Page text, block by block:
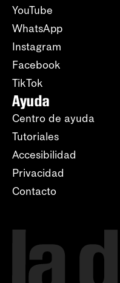
YouTube
WhatsApp
Instagram
Facebook
TikTok
Ayuda
Centro de ayuda
Tutoriales
Accesibilidad
Privacidad
Contacto